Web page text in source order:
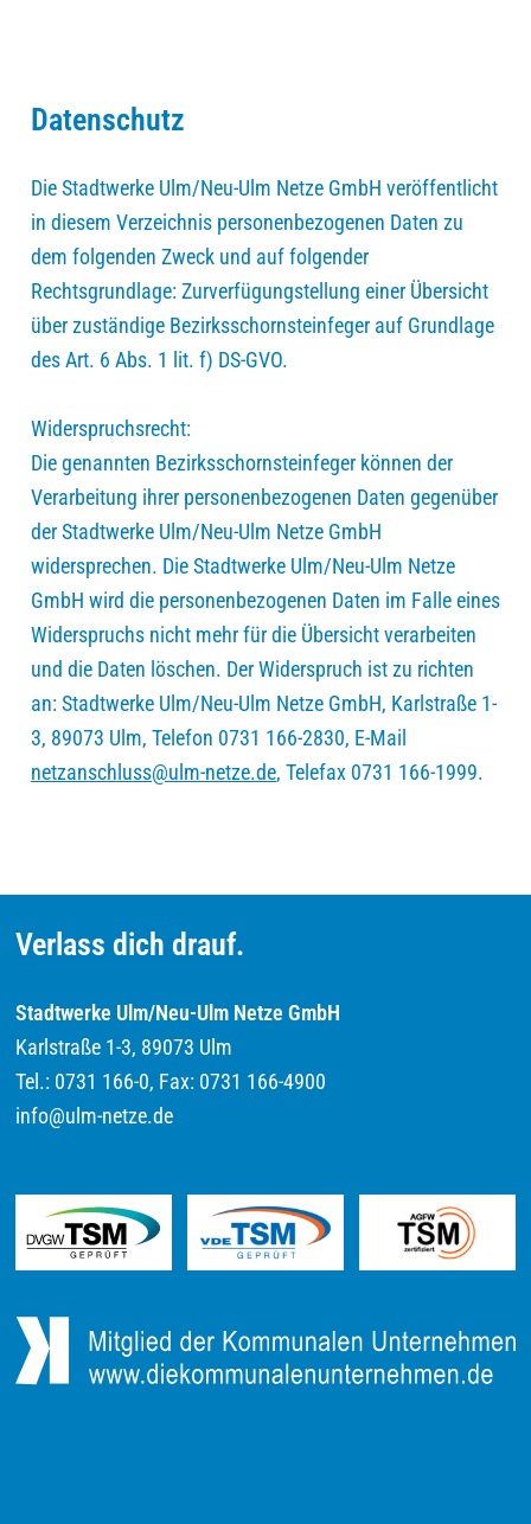
Datenschutz
Die Stadtwerke Ulm/Neu-Ulm Netze GmbH veröffentlicht
in diesem Verzeichnis personenbezogenen Daten zu
dem folgenden Zweck und auf folgender
Rechtsgrundlage: Zurverfügungstellung einer Übersicht
über zuständige Bezirksschornsteinfeger auf Grundlage
des Art. 6 Abs. 1 lit. f) DS-GVO.
Widerspruchsrecht:
Die genannten Bezirksschornsteinfeger können der
Verarbeitung ihrer personenbezogenen Daten gegenüber
der Stadtwerke Ulm/Neu-Ulm Netze GmbH
widersprechen. Die Stadtwerke Ulm/Neu-Ulm Netze
GmbH wird die personenbezogenen Daten im Falle eines
Widerspruchs nicht mehr für die Übersicht verarbeiten
und die Daten löschen. Der Widerspruch ist zu richten
an: Stadtwerke Ulm/Neu-Ulm Netze GmbH, Karlstraße 1-
3, 89073 Ulm, Telefon 0731 166-2830, E-Mail
netzanschluss@ulm-netze.de, Telefax 0731 166-1999.
Verlass dich drauf.
Stadtwerke Ulm/Neu-Ulm Netze GmbH
Karlstraße 1-3, 89073 Ulm
Tel.: 0731 166-0, Fax: 0731 166-4900
info@ulm-netze.de